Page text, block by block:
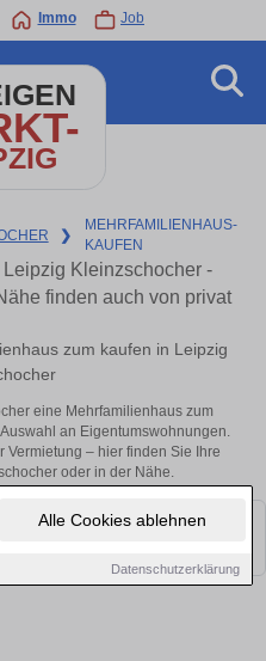
Alle Cookies ablehnen
Datenschutzerklärung
Immo Job
❯
MEHRFAMILIENHAUS-
KAUFEN
Kleinzschocher -
finden auch von privat
zum kaufen in Leipzig
eine Mehrfamilienhaus zum
an Eigentumswohnungen.
Vermietung – hier finden Sie Ihre
oder in der Nähe.
Objekte finden. Schauen Sie